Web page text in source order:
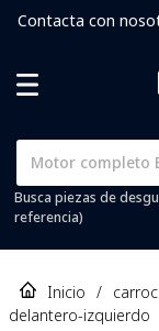
Contacta con
Busca piezas de
referencia)
Inicio /
delantero-izquierdo